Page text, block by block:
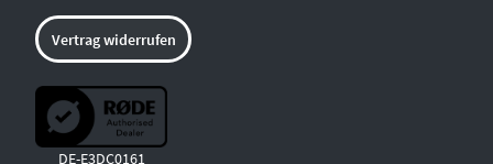
Vertrag widerrufen
DE-E3DC0161